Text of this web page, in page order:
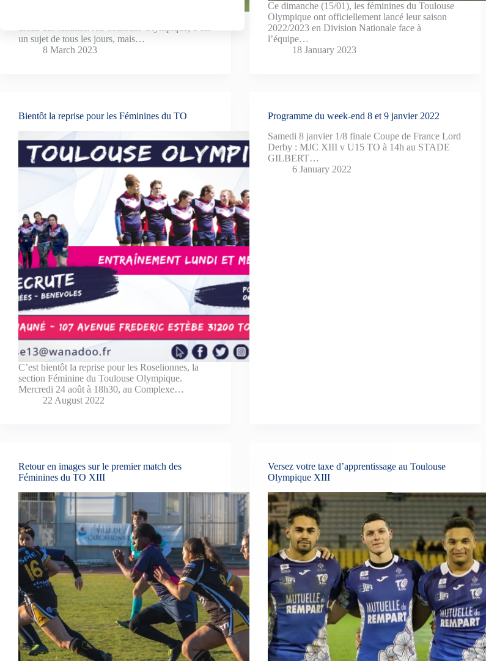
droits des femmes. Au Toulouse Olympique, c’est
un sujet de tous les jours, mais…
8 March 2023
Ce dimanche (15/01), les féminines du Toulouse
Olympique ont officiellement lancé leur saison
2022/2023 en Division Nationale face à
l’équipe…
18 January 2023
Bientôt la reprise pour les Féminines du TO
C’est bientôt la reprise pour les Roselionnes, la
section Féminine du Toulouse Olympique.
Mercredi 24 août à 18h30, au Complexe…
22 August 2022
Programme du week-end 8 et 9 janvier 2022
Samedi 8 janvier 1/8 finale Coupe de France Lord
Derby : MJC XIII v U15 TO à 14h au STADE
GILBERT…
6 January 2022
Retour en images sur le premier match des
Féminines du TO XIII
Versez votre taxe d’apprentissage au Toulouse
Olympique XIII